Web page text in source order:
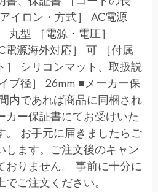
イロン・方式］ AC電源
丸型 ［電源・電圧］
電源海外対応］ 可 ［付属
］ シリコンマット、取扱説
プ径］ 26mm ■メーカー保
内であれば商品に同梱され
カー保証書にてお受けいた
。 お手元に届きましたらご
します。ご注文後のキャン
おりません。 事前に十分に
ご注文ください。